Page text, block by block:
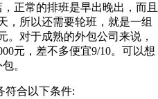
正常的排班是早出晚出，而且
，所以还需要轮班，就是一组
。对于成熟的外包公司来说，
元，差不多便宜9/10。可以想
。
合以下条件: